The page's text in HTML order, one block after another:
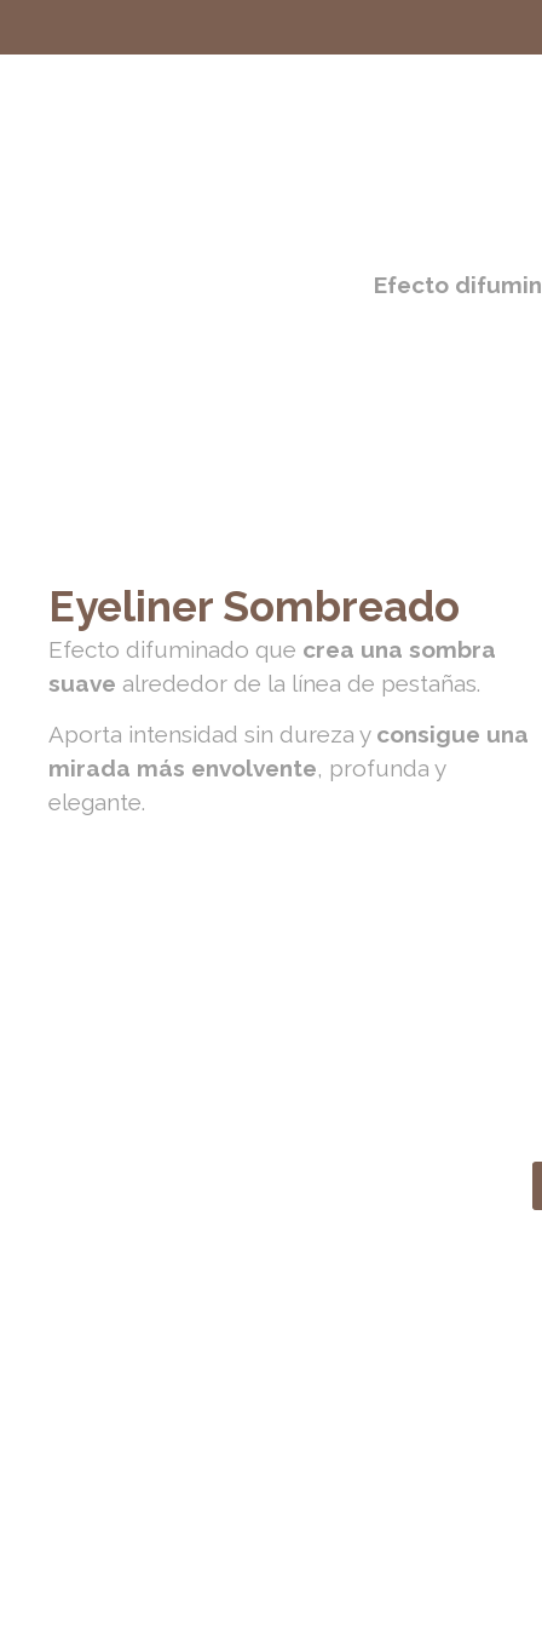
Efecto
Eyeliner Sombreado
Efecto difuminado que crea una sombra
suave alrededor de la línea de pestañas.
Aporta intensidad sin dureza y consigue una
mirada más envolvente, profunda y
elegante.